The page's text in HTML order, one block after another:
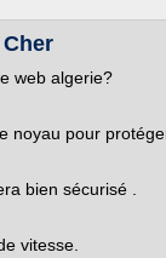
web algerie?
noyau pour
bien sécurisé .
vitesse.